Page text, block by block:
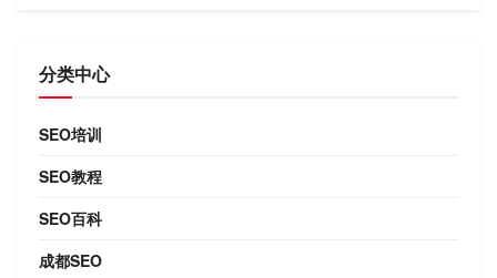
分类中心
SEO培训
SEO教程
SEO百科
成都SEO